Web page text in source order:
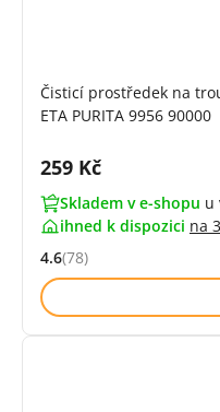
Čisticí prostředek na
ETA PURITA 9956 90000
Cena s DPH:
259 Kč
Skladem v e-shopu u
ihned k dispozici na
Hodnocení: 4.6 z 5 (78
4.6(78)